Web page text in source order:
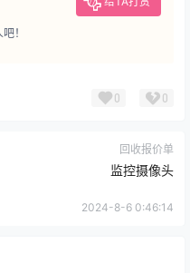
！
0 0
回收报价单
监控摄像头
2024-8-6 0:46:14